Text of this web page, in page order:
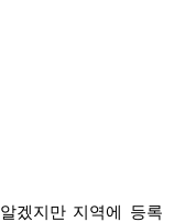
겠지만 지역에 등록